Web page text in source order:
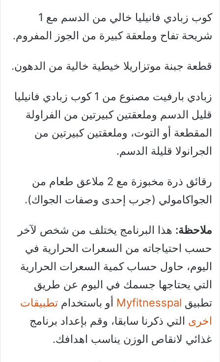
كوب زبادي فانيليا خالي من الدسم مع 1
شريحة تفاح وملعقة كبيرة من الجوز المفروم.
قطعة جبنة موتزاريلا خيطية خالية من الدهون.
زبادي بارفيت مصنوع من 1 كوب زبادي فانيليا
قليل الدسم وملعقتين كبيرتين من الفراولة
المقطعة أو التوت، وملعقتين كبيرتين من
الجرانولا قليلة الدسم.
رقائق ذرة مخبوزة مع 2 ملاعق طعام من
الجواكامولي (جرب إحدى وصفات الجواك).
ملاحظة: هذا البرنامج يختلف من شخص لآخر
حسب احتياجاته من السعرات الحرارية في
اليوم، حاول حساب كمية السعرات الحرارية
التي يحتاجها جسمك في اليوم عن طريق
تطبيق Myfitnesspal أو باستخدام تطبيقات
اخرى التي ذكرنا سابقا، وقم بإعداد برنامج
غذائي لانقاص الوزن يناسب اهدافك.